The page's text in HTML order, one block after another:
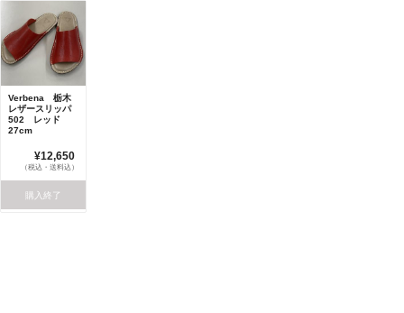
Verbena 栃木
レザースリッパ
502 レッド
27cm
¥12,650
（税込・送料込）
購入終了